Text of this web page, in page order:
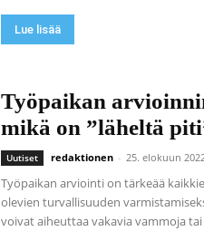
Lue lisää
Työpaikan
mikä on ”läheltä
Uutiset redaktionen - 25. elokuun
Työpaikan arviointi on tärkeää
olevien turvallisuuden
voivat aiheuttaa vakavia vammoja